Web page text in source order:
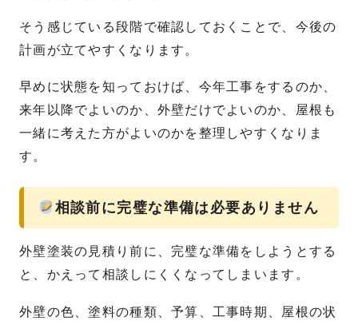
そう感じている段階で確認しておくことで、今後の
計画が立てやすくなります。
早めに状態を知っておけば、今年工事をするのか、
来年以降でよいのか、外壁だけでよいのか、屋根も
一緒に考えた方がよいのかを整理しやすくなりま
す。
相談前に完璧な準備は必要ありません
外壁塗装の見積り前に、完璧な準備をしようとする
と、かえって相談しにくくなってしまいます。
外壁の色、塗料の種類、予算、工事時期、屋根の状